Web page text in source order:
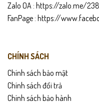
Zalo OA : https://zalo.me/
FanPage : https://
CHÍNH SÁCH
Chính sách bảo mật
Chính sách đổi trả
Chính sách bảo hành